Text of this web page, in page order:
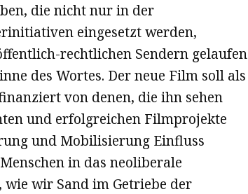
die nicht nur in der
eingesetzt werden,
rechtlichen Sendern gelaufen
des Wortes. Der neue Film soll als
von denen, die ihn sehen
und erfolgreichen Filmprojekte
und Mobilisierung Einfluss
in das neoliberale
wir Sand im Getriebe der